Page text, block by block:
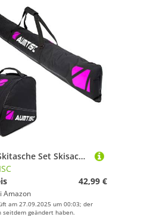
AUMTISC Skitasche Set Skisack &Skischuhtasche Längenverstellbare Bis 200 cm für 1 Paar Ski & Skischuhe…
42,99 €
Amazon
am 27.09.2025 um 00:03; der
seitdem geändert haben.